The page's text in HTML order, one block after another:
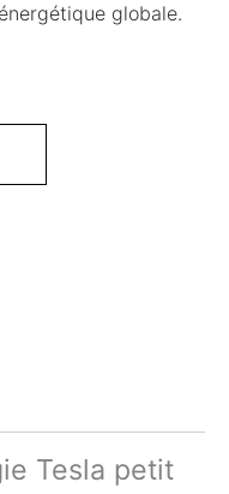
globale.
Tesla petit